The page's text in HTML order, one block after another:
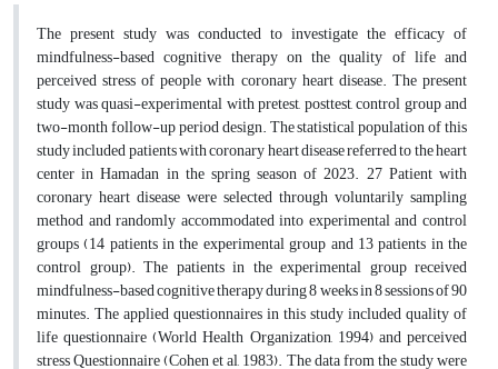
The present study was conducted to investigate the efficacy of
mindfulness-based cognitive therapy on the quality of life and
perceived stress of people with coronary heart disease. The present
study was quasi-experimental with pretest, posttest, control group and
two-month follow-up period design. The statistical population of this
study included patients with coronary heart disease referred to the heart
center in Hamadan in the spring season of 2023. 27 Patient with
coronary heart disease were selected through voluntarily sampling
method and randomly accommodated into experimental and control
groups (14 patients in the experimental group and 13 patients in the
control group). The patients in the experimental group received
mindfulness-based cognitive therapy during 8 weeks in 8 sessions of 90
minutes. The applied questionnaires in this study included quality of
life questionnaire (World Health Organization, 1994) and perceived
stress Questionnaire (Cohen et al, 1983). The data from the study were